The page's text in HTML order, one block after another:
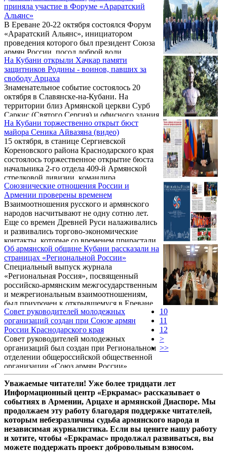
Краснодарского края Владимира Авакяна.
приняла участие в Форуме «Араратский
Альянс»
В Ереване 20-22 октября состоялся Форум
«Араратский Альянс», инициатором
проведения которого был президент Союза
армян России, посол доброй воли
ЮНЕСКО Ара Абрамян. В мероприятии
также приняла участие делегация
Регионального отделения Союза армян
России Краснодарского края во главе с
председателем Камо Айрапетяном. Всего
для участия в Форуме в Армению приехали
делегации более 60 региональных
отделений САР со всех уголков страны.
Были также делегаты из Грузии, США и
ряда других стран.
На Кубани открыли Хачкар памяти
защитников Родины - воинов, павших за
свободу Арцаха
Знаменательное событие состоялось 20
октября в Славянске-на-Кубани. На
территории близ Армянской церкви Сурб
Саркис (Святого Сергия) и офисного здания
городского Армянского общества культуры
и милосердия имени В. Папазяна (местное
отделения Союза армян России) был открыт
Хачкар памяти защитников Родины -
воинов, павших за свободу Арцаха.
На Кубани торжественно открыт бюст
майора Сеника Айвазяна (видео)
15 октября, в станице Сергиевской
Кореновского района Краснодарского края
состоялось торжественное открытие бюста
начальника 2-го отдела 409-й Армянской
стрелковой дивизии, командира
разведгруппы, майора Сеника Гукасовича
Айвазяна, павшего смертью храбрых в боях
за освобождение от немецко-фашистских
захватчиков Кореновского района
Краснодарского края.
Союзнические отношения России и
Армении проверены временем
Взаимоотношения русского и армянского
народов насчитывают не одну сотню лет.
Еще со времен Древней Руси налаживались
и развивались торгово-экономические
контакты, которые со временем прирастали
связями в сфере религии, культуры,
политики.
Об армянской общине Кубани рассказали на
страницах «Региональной России»
Специальный выпуск журнала
«Региональная Россия», посвященный
российско-армянским межгосударственным
и межрегиональным взаимоотношениям,
был приурочен к открывшемуся в Ереване
19 сентября Девятому российско-
армянскому межрегиональному форуму. В
издании, распространявшемся среди
участников форума, представлены
публикации, способствующие выявлению
перспективных направлений
сотрудничества и установлению новых
связей России и Армении на региональном
уровне.
Совет руководителей молодежных
организаций создан при Союзе армян
России Краснодарского края
Совет руководителей молодежных
организаций был создан при Региональном
отделении общероссийской общественной
организации «Союз армян России»
Краснодарского края. К подобному
решению пришли участники прошедшего
14 сентября в Краснодаре собрания
представителей молодежных организаций,
действующих при местных отделениях САР
на Кубани.
10
11
12
>
>>
Уважаемые читатели! Уже более тридцати лет
Информационный центр «Еркрамас» рассказывает о
событиях в Армении, Арцахе и армянской Диаспоре. Мы
продолжаем эту работу благодаря поддержке читателей,
которым небезразличны судьба армянского народа и
независимая журналистика. Если вы цените нашу работу
и хотите, чтобы «Еркрамас» продолжал развиваться, вы
можете поддержать проект добровольным взносом.